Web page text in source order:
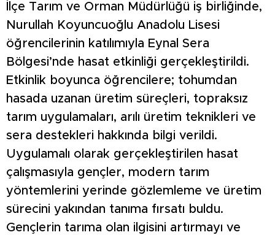
İlçe Tarım ve Orman Müdürlüğü iş birliğinde,
Nurullah Koyuncuoğlu Anadolu Lisesi
öğrencilerinin katılımıyla Eynal Sera
Bölgesi’nde hasat etkinliği gerçekleştirildi.
Etkinlik boyunca öğrencilere; tohumdan
hasada uzanan üretim süreçleri, topraksız
tarım uygulamaları, arılı üretim teknikleri ve
sera destekleri hakkında bilgi verildi.
Uygulamalı olarak gerçekleştirilen hasat
çalışmasıyla gençler, modern tarım
yöntemlerini yerinde gözlemleme ve üretim
sürecini yakından tanıma fırsatı buldu.
Gençlerin tarıma olan ilgisini artırmayı ve